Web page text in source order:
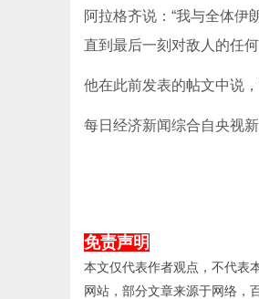
阿拉格齐说：“我与全体伊
直到最后一刻对敌人的任
他在此前发表的帖文中说
每日经济新闻综合自央视
免责声明
本文仅代表作者观点，不代表
网站，部分文章来源于网络，